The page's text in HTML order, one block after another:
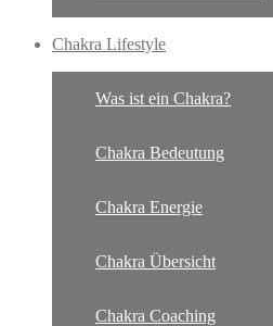
Chakra Lifestyle
Was ist ein Chakra?
Chakra Bedeutung
Chakra Energie
Chakra Übersicht
Chakra Coaching